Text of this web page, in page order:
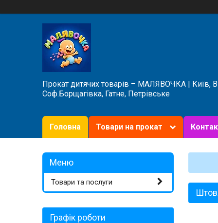
Прокат дитячих товарів – МАЛЯВОЧКА | Київ,
Соф.Борщагівка, Гатне, Петрівське
Головна Товари на прокат
Товари та послуги
Графік роботи